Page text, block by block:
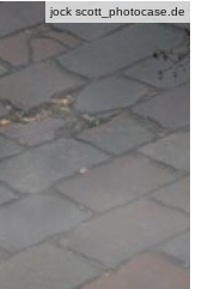
jock scott_photocase.de